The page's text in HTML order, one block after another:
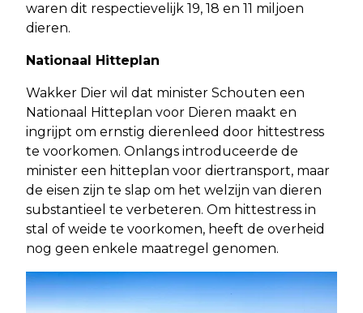
waren dit respectievelijk 19, 18 en 11 miljoen
dieren.
Nationaal Hitteplan
Wakker Dier wil dat minister Schouten een
Nationaal Hitteplan voor Dieren maakt en
ingrijpt om ernstig dierenleed door hittestress
te voorkomen. Onlangs introduceerde de
minister een hitteplan voor diertransport, maar
de eisen zijn te slap om het welzijn van dieren
substantieel te verbeteren. Om hittestress in
stal of weide te voorkomen, heeft de overheid
nog geen enkele maatregel genomen.